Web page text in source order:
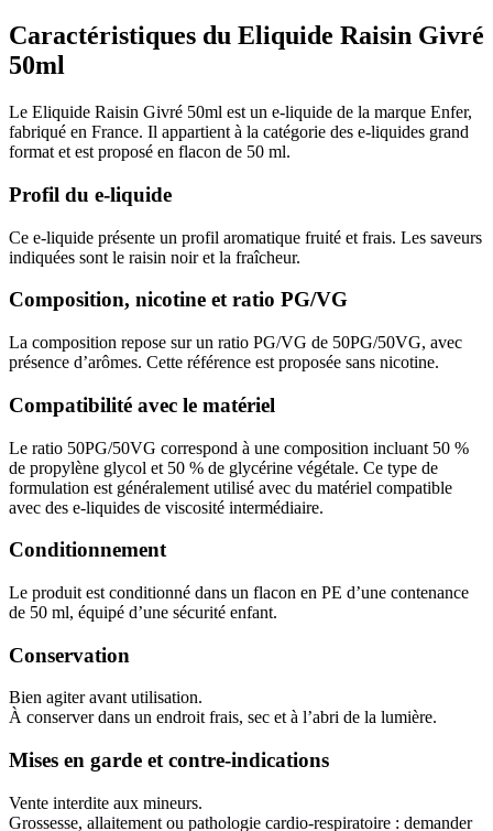
Caractéristiques du Eliquide Raisin Givré
50ml
Le Eliquide Raisin Givré 50ml est un e-liquide de la marque Enfer,
fabriqué en France. Il appartient à la catégorie des e-liquides grand
format et est proposé en flacon de 50 ml.
Profil du e-liquide
Ce e-liquide présente un profil aromatique fruité et frais. Les saveurs
indiquées sont le raisin noir et la fraîcheur.
Composition, nicotine et ratio PG/VG
La composition repose sur un ratio PG/VG de 50PG/50VG, avec
présence d’arômes. Cette référence est proposée sans nicotine.
Compatibilité avec le matériel
Le ratio 50PG/50VG correspond à une composition incluant 50 %
de propylène glycol et 50 % de glycérine végétale. Ce type de
formulation est généralement utilisé avec du matériel compatible
avec des e-liquides de viscosité intermédiaire.
Conditionnement
Le produit est conditionné dans un flacon en PE d’une contenance
de 50 ml, équipé d’une sécurité enfant.
Conservation
Bien agiter avant utilisation.
À conserver dans un endroit frais, sec et à l’abri de la lumière.
Mises en garde et contre-indications
Vente interdite aux mineurs.
Grossesse, allaitement ou pathologie cardio-respiratoire : demander